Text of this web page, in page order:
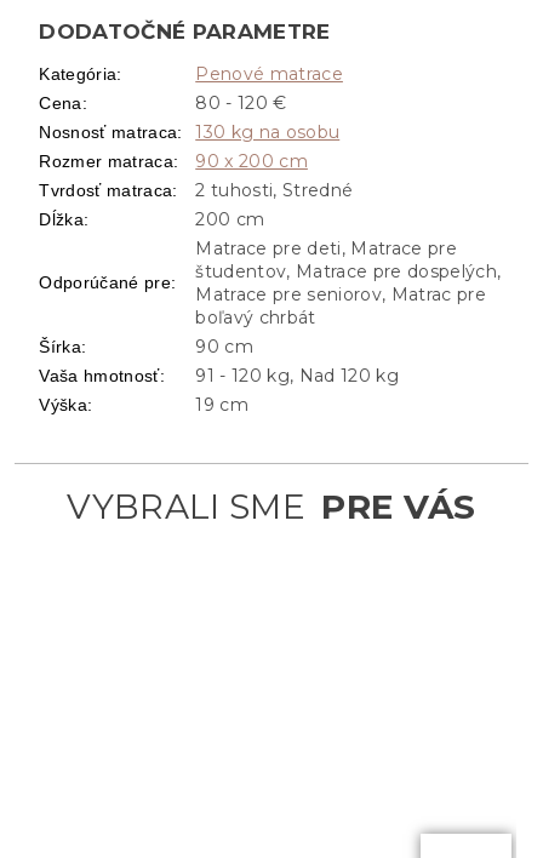
DODATOČNÉ PARAMETRE
Kategória: Penové matrace
Cena: 80 - 120 €
Nosnosť matraca: 130 kg na osobu
Rozmer matraca: 90 x 200 cm
Tvrdosť matraca: 2 tuhosti, Stredné
Dĺžka: 200 cm
Odporúčané pre:
Matrace pre deti, Matrace pre
študentov, Matrace pre dospelých,
Matrace pre seniorov, Matrac pre
boľavý chrbát
Šírka: 90 cm
Vaša hmotnosť: 91 - 120 kg, Nad 120 kg
Výška: 19 cm